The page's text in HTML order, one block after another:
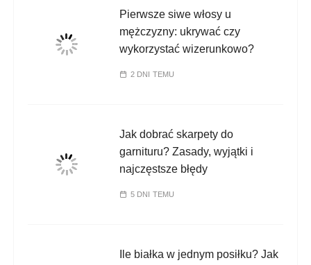
Pierwsze siwe włosy u
mężczyzny: ukrywać czy
wykorzystać wizerunkowo?
2 DNI TEMU
Jak dobrać skarpety do
garnituru? Zasady, wyjątki i
najczęstsze błędy
5 DNI TEMU
Ile białka w jednym posiłku? Jak